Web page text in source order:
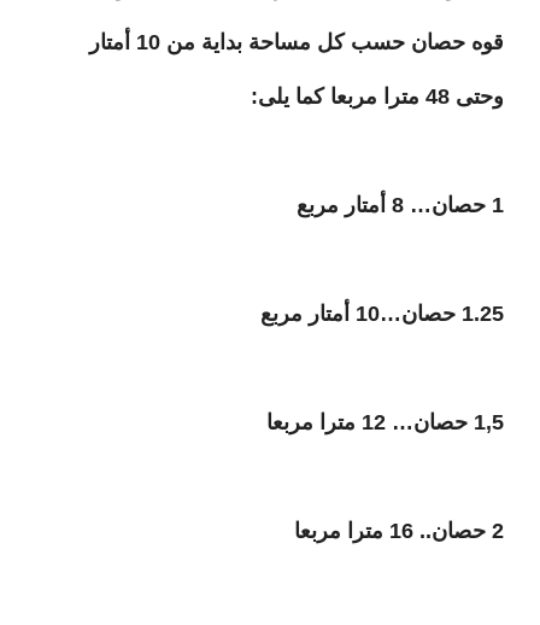
قوه حصان حسب كل مساحة بداية من 10 أمتار
وحتى 48 مترا مربعا كما يلى:
1 حصان… 8 أمتار مربع
1.25 حصان…10 أمتار مربع
1,5 حصان… 12 مترا مربعا
2 حصان.. 16 مترا مربعا